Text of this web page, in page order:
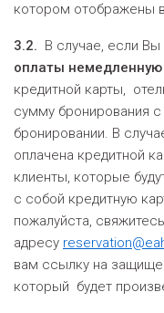
котором отображены
3.2. В случае, если
оплаты немедленную
кредитной карты,
сумму бронирования с
бронировании. В
оплачена кредитной
клиенты, которые
с собой кредитную
пожалуйста,
адресу
вам ссылку на
который будет